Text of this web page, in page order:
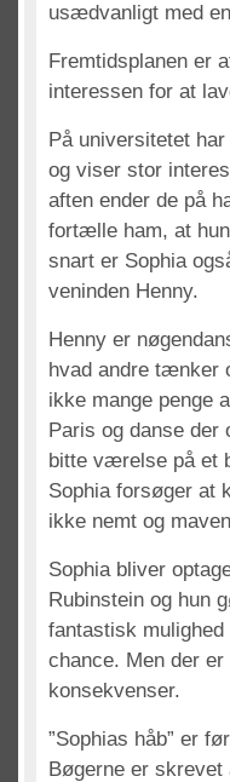
usædvanligt med
Fremtidsplanen er
interessen for at
På universitetet
og viser stor
aften ender de på
fortælle ham, at
snart er Sophia
veninden Henny.
Henny er
hvad andre tænker
ikke mange penge
Paris og danse der
bitte værelse på et
Sophia forsøger at
ikke nemt og
Sophia bliver
Rubinstein og hun
fantastisk
chance. Men der
konsekvenser.
”Sophias håb” er
Bøgerne er skrevet